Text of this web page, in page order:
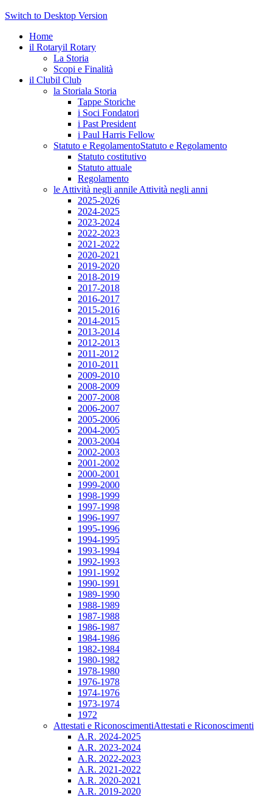
Switch to Desktop Version
Home
il Rotaryil Rotary
La Storia
Scopi e Finalità
il Clubil Club
la Storiala Storia
Tappe Storiche
i Soci Fondatori
i Past President
i Paul Harris Fellow
Statuto e RegolamentoStatuto e Regolamento
Statuto costitutivo
Statuto attuale
Regolamento
le Attività negli annile Attività negli anni
2025-2026
2024-2025
2023-2024
2022-2023
2021-2022
2020-2021
2019-2020
2018-2019
2017-2018
2016-2017
2015-2016
2014-2015
2013-2014
2012-2013
2011-2012
2010-2011
2009-2010
2008-2009
2007-2008
2006-2007
2005-2006
2004-2005
2003-2004
2002-2003
2001-2002
2000-2001
1999-2000
1998-1999
1997-1998
1996-1997
1995-1996
1994-1995
1993-1994
1992-1993
1991-1992
1990-1991
1989-1990
1988-1989
1987-1988
1986-1987
1984-1986
1982-1984
1980-1982
1978-1980
1976-1978
1974-1976
1973-1974
1972
Attestati e RiconoscimentiAttestati e Riconoscimenti
A.R. 2024-2025
A.R. 2023-2024
A.R. 2022-2023
A.R. 2021-2022
A.R. 2020-2021
A.R. 2019-2020